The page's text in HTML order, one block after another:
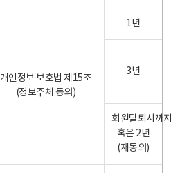
개인정보 보호법 제15조
(정보주체 동의)
1년
3년
회원탈퇴시까
혹은 2년
(재동의)